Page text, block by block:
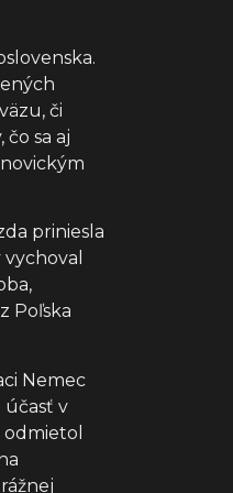
či
sa aj
priniesla
Poľska
Nemec
účasť v